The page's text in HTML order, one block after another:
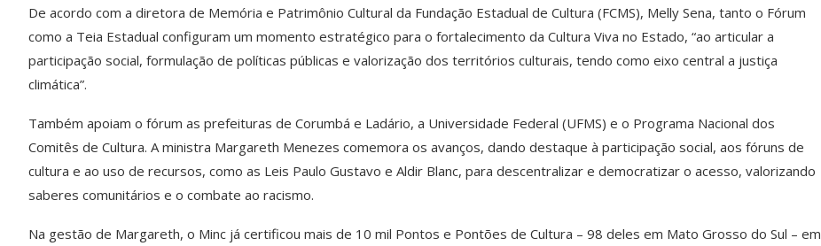
De acordo com a diretora de Memória e Patrimônio Cultural da Fundação Estadual de Cultura (FCMS), Melly Sena, tanto o Fórum
como a Teia Estadual configuram um momento estratégico para o fortalecimento da Cultura Viva no Estado, “ao articular a
participação social, formulação de políticas públicas e valorização dos territórios culturais, tendo como eixo central a justiça
climática”.
Também apoiam o fórum as prefeituras de Corumbá e Ladário, a Universidade Federal (UFMS) e o Programa Nacional dos
Comitês de Cultura. A ministra Margareth Menezes comemora os avanços, dando destaque à participação social, aos fóruns de
cultura e ao uso de recursos, como as Leis Paulo Gustavo e Aldir Blanc, para descentralizar e democratizar o acesso, valorizando
saberes comunitários e o combate ao racismo.
Na gestão de Margareth, o Minc já certificou mais de 10 mil Pontos e Pontões de Cultura – 98 deles em Mato Grosso do Sul – em